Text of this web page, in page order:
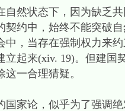
状态下，因为缺乏共
契约中，始终不能突破
中，当存在强制权力来
立起来(xiv. 19)。但建
一合理猜疑。
论，似乎为了强调绝